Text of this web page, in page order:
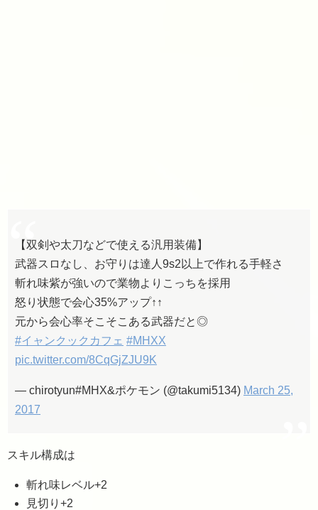
【双剣や太刀などで使える汎用装備】
武器スロなし、お守りは達人9s2以上で作れる手軽さ
斬れ味紫が強いので業物よりこっちを採用
怒り状態で会心35%アップ↑↑
元から会心率そこそこある武器だと◎
#イャンクックカフェ #MHXX
pic.twitter.com/8CqGjZJU9K
— chirotyun#MHX&ポケモン (@takumi5134) March 25,
2017
スキル構成は
斬れ味レベル+2
見切り+2